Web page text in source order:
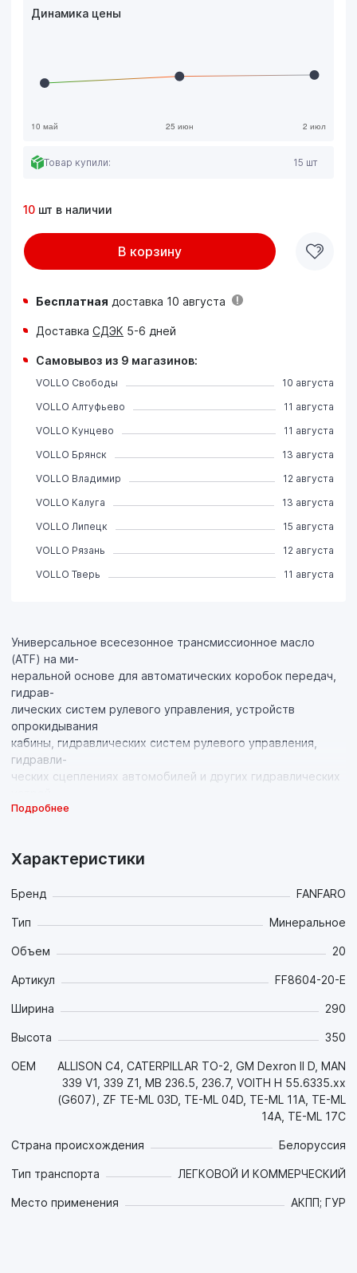
Универсальное всесезонное трансмиссионное масло
(ATF) на ми-
неральной основе для автоматических коробок передач,
гидрав-
лических систем рулевого управления, устройств
опрокидывания
кабины, гидравлических систем рулевого управления,
гидравли-
ческих сцеплениях автомобилей и других гидравлических
ствах, в том числе работающих в тяжелых условиях в
бесперебойную
продолжительный
Разработано на
основании требований концерна GM.
Подробнее
Характеристики
Бренд FANFARO
Тип Минеральное
Объем 20
Артикул FF8604-20-E
Ширина 290
Высота 350
OEM
ALLISON C4, CATERPILLAR TO-2, GM Dexron II D, MAN
339 V1, 339 Z1, MB 236.5, 236.7, VOITH H 55.6335.xx
(G607), ZF TE-ML 03D, TE-ML 04D, TE-ML 11A, TE-ML
14A, TE-ML 17C
Страна происхождения Белоруссия
Тип транспорта ЛЕГКОВОЙ И КОММЕРЧЕСКИЙ
Место применения АКПП; ГУР
Динамика цены
Товар купили: 15 шт
10 шт в наличии
В корзину
Бесплатная доставка 10 августа
Доставка СДЭК 5-6 дней
Самовывоз из 9 магазинов:
VOLLO Свободы
10 августа
VOLLO Алтуфьево
11 августа
VOLLO Кунцево
11 августа
VOLLO Брянск
13 августа
VOLLO Владимир
12 августа
VOLLO Калуга
13 августа
VOLLO Липецк
15 августа
VOLLO Рязань
12 августа
VOLLO Тверь
11 августа